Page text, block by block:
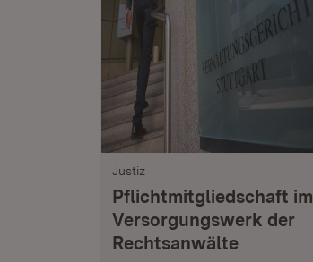
Justiz
Pflichtmitgliedschaft im
Versorgungswerk der
Rechtsanwälte